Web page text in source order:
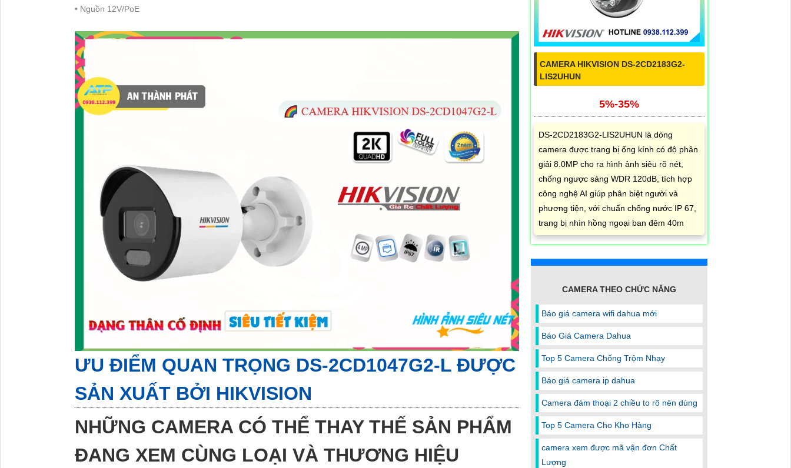
• Nguồn 12V/PoE
ƯU ĐIỂM QUAN TRỌNG DS-2CD1047G2-L ĐƯỢC
SẢN XUẤT BỞI HIKVISION
NHỮNG CAMERA CÓ THỂ THAY THẾ SẢN PHẨM
ĐANG XEM CÙNG LOẠI VÀ THƯƠNG HIỆU
CAMERA HIKVISION DS-2CD2183G2-
LIS2UHUN
5%-35%
DS-2CD2183G2-LIS2UHUN là dòng
camera được trang bị ống kính có độ phân
giải 8.0MP cho ra hình ảnh siêu rõ nét,
chống ngược sáng WDR 120dB, tích hợp
công nghệ AI giúp phân biệt người và
phương tiện, với chuẩn chống nước IP 67,
trang bị nhìn hồng ngoại ban đêm 40m
CAMERA THEO CHỨC NĂNG
Báo giá camera wifi dahua mới
Báo Giá Camera Dahua
Top 5 Camera Chống Trộm Nhạy
Báo giá camera ip dahua
Camera đàm thoại 2 chiều to rõ nên dùng
Top 5 Camera Cho Kho Hàng
camera xem được mã vận đơn Chất
Lượng